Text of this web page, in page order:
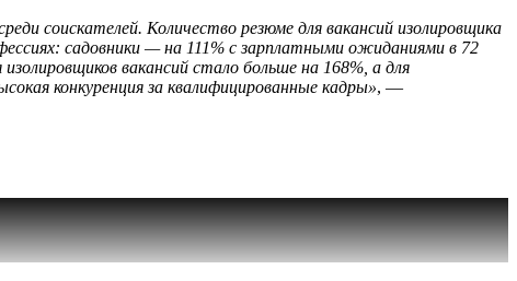
соискателей. Количество резюме для вакансий изолировщика
садовники — на 111% с зарплатными ожиданиями в 72
вакансий стало больше на 168%, а для
конкуренция за квалифицированные кадры», —